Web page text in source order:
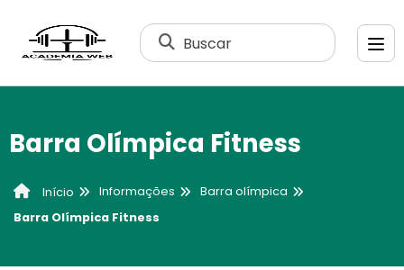
Buscar
Barra Olímpica Fitness
Início Informações
Barra olímpica
Barra Olímpica Fitness